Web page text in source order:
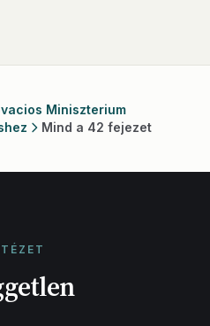
Miniszterium
Mind a 42 fejezet